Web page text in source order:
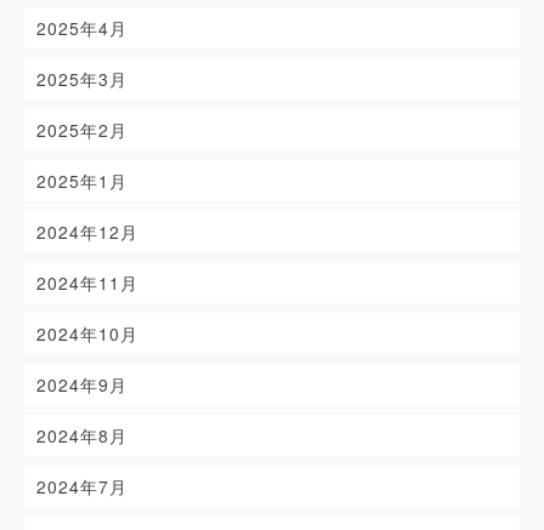
2025年4月
2025年3月
2025年2月
2025年1月
2024年12月
2024年11月
2024年10月
2024年9月
2024年8月
2024年7月